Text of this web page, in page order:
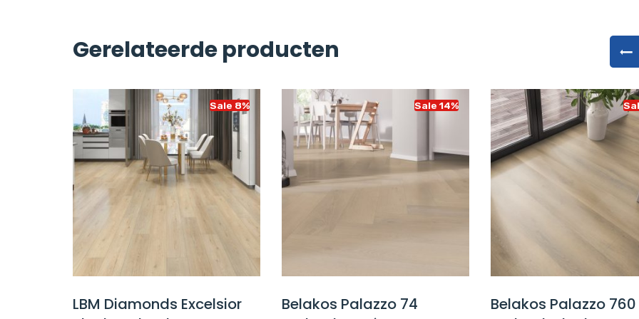
Gerelateerde producten
Sale 8%
LBM Diamonds Excelsior
Sale 14%
Belakos Palazzo 74
Belakos Palazzo 760